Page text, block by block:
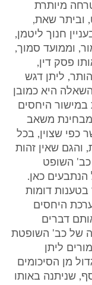
מיותרת
וביתר שאת,
חנוך ליטמן,
וממועד סמוך,
פסק דין,
ליתן דגש
היא כמובן
במישור היחסים
מבחינת משאב
כפי שצוין, בכל
והגם שאין זהות
כב' השופט
כאן.
בטענות דומות
היחסים
דברים
של כב' השופטת
ליתן
מן הסיכומים
שניתנה באותו